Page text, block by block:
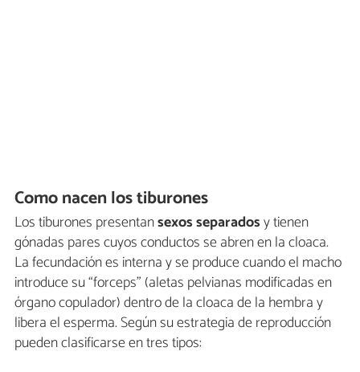
Como nacen los tiburones
Los tiburones presentansexos separadosy tienen
gónadas pares cuyos conductos se abren en la cloaca.
La fecundación es interna y se produce cuando el macho
introduce su “forceps” (aletas pelvianas modificadas en
órgano copulador) dentro de la cloaca de la hembra y
libera el esperma. Según su estrategia de reproducción
pueden clasificarse en tres tipos: